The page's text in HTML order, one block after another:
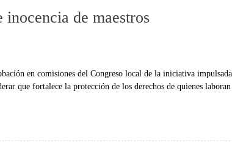
inocencia de maestros
en comisiones del Congreso local de la iniciativa
que fortalece la protección de los derechos de quienes